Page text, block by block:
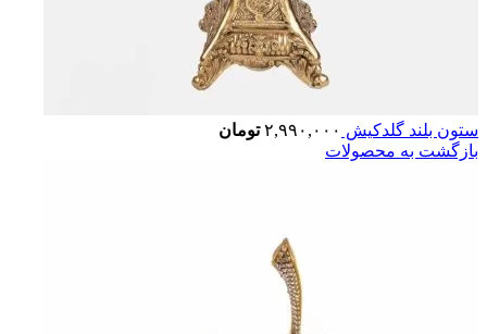
ستون بلند گلدکیش ۲,۹۹۰,۰۰۰ تومان
بازگشت به محصولات